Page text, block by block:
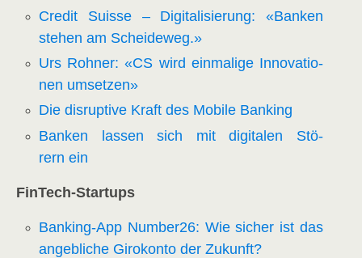
Cre­dit Suis­se – Digi­ta­li­sie­rung: «Ban­ken
ste­hen am Scheideweg.»
Urs Roh­ner: «CS wird ein­ma­li­ge Inno­va­tio­
nen umsetzen»
Die dis­rup­ti­ve Kraft des Mobi­le Banking
Ban­ken las­sen sich mit digi­ta­len Stö­
rern ein
Fin­Tech-Start­ups
Ban­king-App Number26: Wie sicher ist das
angeb­li­che Giro­kon­to der Zukunft?